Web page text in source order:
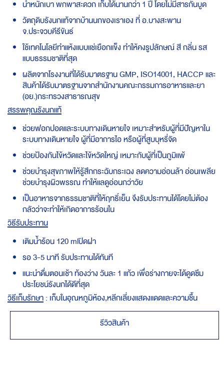
น้ำหนักเบา พกพาสะดวก เก็บได้นานกว่า 1 ปี โดยไม่มีสารกันบูด
วัตถุดิบรังนกแท้จากบ้านนกของเราเอง ที่ อ.บางสะพาน
จ.ประจวบคีรีขันธ์
ใช้เทคโนโลยีทำแห้งแบบแช่เยือกแข็ง ทำให้คงรูปลักษณ์ สี กลิ่น รส
แบบธรรมชาติที่สุด
ผลิตจากโรงงานที่ได้รับมาตรฐาน GMP, ISO14001, HACCP และ
สินค้าได้รับมาตรฐานจากสำนักงานคณะกรรมการอาหารและยา
(อย.)​กระทรวงสาธารณสุข
สรรพคุณรังนกแท้
ช่วยฟอกปอดและระบบทางเดินหายใจ เหมาะสำหรับผู้ที่มีปัญหาใน
ระบบทางเดินหายใจ ผู้ที่มีอาการไอ หรือผู้ที่สูบบุหรี่จัด
ช่วยป้องกันไข้หวัดและไข้หวัดใหญ่ เหมาะกับผู้ที่เป็นภูมิแพ้
ช่วยบำรุงสุขภาพให้รู้สึกกระฉับกระเฉง ลดความอ่อนล้า อ่อนเพลีย
ช่วยบำรุงผิวพรรณ ทำให้แลดูอ่อนกว่าวัย
เป็นอาหารจากธรรมชาติที่ให้ฤทธิ์เย็น จึงรับประทานได้โดยไม่ต้อง
กลัวว่าจะทำให้เกิดอาการร้อนใน
วิธีรับประทาน
เติมน้ำร้อน 120 mlปิดฝา
รอ 3-5 นาที รับประทานได้ทันที
แนะนำดื่มตอนเช้า ท้องว่าง วันละ 1 แก้ว เพื่อร่างกายจะได้ดูดซึม
ประโยชน์รังนกได้ดีที่สุด
วิธีเก็บรักษา: เก็บในอุณหภูมิห้อง,หลีกเลี่ยงแสดงแดดและความชื้น
รีวิวสินค้า